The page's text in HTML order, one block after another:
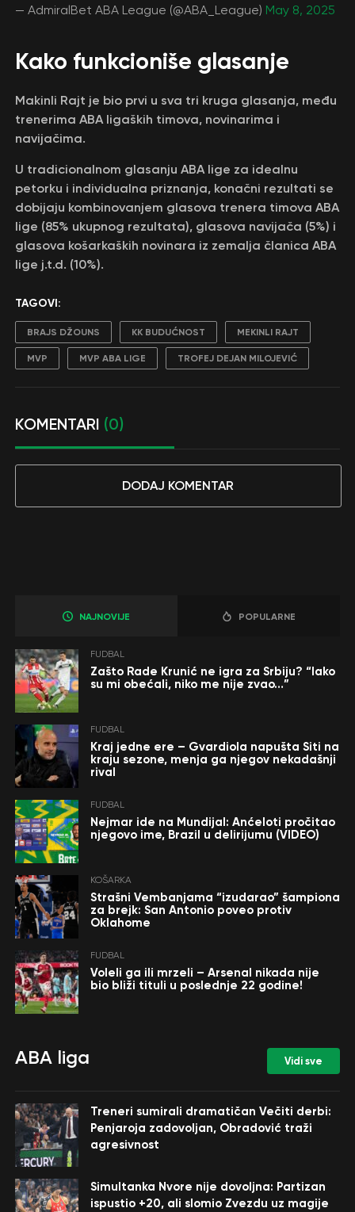
— AdmiralBet ABA League (@ABA_League) May 8, 2025
Kako funkcioniše glasanje
Makinli Rajt je bio prvi u sva tri kruga glasanja, među
trenerima ABA ligaških timova, novinarima i
navijačima.
U tradicionalnom glasanju ABA lige za idealnu
petorku i individualna priznanja, konačni rezultati se
dobijaju kombinovanjem glasova trenera timova ABA
lige (85% ukupnog rezultata), glasova navijača (5%) i
glasova košarkaških novinara iz zemalja članica ABA
lige j.t.d. (10%).
TAGOVI:
BRAJS DŽOUNS KK BUDUĆNOST MEKINLI RAJT
MVP MVP ABA LIGE TROFEJ DEJAN MILOJEVIĆ
KOMENTARI (0)
DODAJ KOMENTAR
NAJNOVIJE POPULARNE
FUDBAL
Zašto Rade Krunić ne igra za Srbiju? “Iako
su mi obećali, niko me nije zvao…”
FUDBAL
Kraj jedne ere – Gvardiola napušta Siti na
kraju sezone, menja ga njegov nekadašnji
rival
FUDBAL
Nejmar ide na Mundijal: Anćeloti pročitao
njegovo ime, Brazil u delirijumu (VIDEO)
KOŠARKA
Strašni Vembanjama “izudarao” šampiona
za brejk: San Antonio poveo protiv
Oklahome
FUDBAL
Voleli ga ili mrzeli – Arsenal nikada nije
bio bliži tituli u poslednje 22 godine!
ABA liga Vidi sve
Treneri sumirali dramatičan Večiti derbi:
Penjaroja zadovoljan, Obradović traži
agresivnost
Simultanka Nvore nije dovoljna: Partizan
ispustio +20, ali slomio Zvezdu uz magije